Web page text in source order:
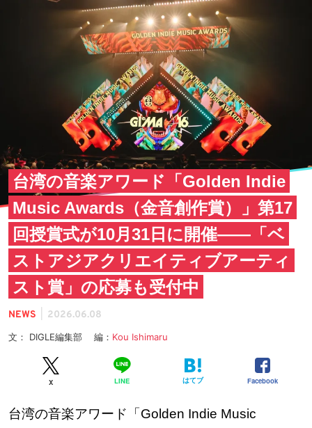
台湾の音楽アワード「Golden Indie
Music Awards（金音創作賞）」第17
回授賞式が10月31日に開催——「ベ
ストアジアクリエイティブアーティ
スト賞」の応募も受付中
NEWS 2026.06.08
文： DIGLE編集部 編： Kou Ishimaru
X LINE はてブ Facebook
台湾の音楽アワード「Golden Indie Music